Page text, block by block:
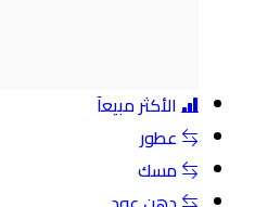
الأكثر مبيعآ
عطور
مسك